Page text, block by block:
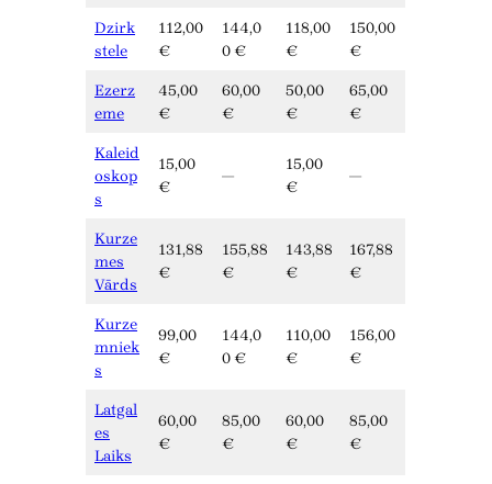
Dzirk
stele
112,00
€
144,0
0 €
118,00
€
150,00
€
Ezerz
eme
45,00
€
60,00
€
50,00
€
65,00
€
Kaleid
oskop
s
15,00
€
—
15,00
€
—
Kurze
mes
Vārds
131,88
€
155,88
€
143,88
€
167,88
€
Kurze
mniek
s
99,00
€
144,0
0 €
110,00
€
156,00
€
Latgal
es
Laiks
60,00
€
85,00
€
60,00
€
85,00
€